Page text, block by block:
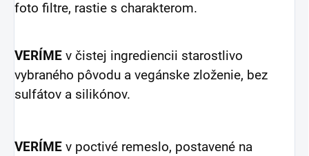
foto filtre, rastie s charakterom.
VERÍME v čistej ingrediencii starostlivo
vybraného pôvodu a vegánske zloženie, bez
sulfátov a silikónov.
VERÍME v poctivé remeslo, postavené na